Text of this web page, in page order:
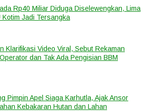
Rp40 Miliar Diduga Diselewengkan, Lima
Kotim Jadi Tersangka
Klarifikasi Video Viral, Sebut Rekaman
dan Tak Ada Pengisian BBM
Pimpin Apel Siaga Karhutla, Ajak Ansor
Kebakaran Hutan dan Lahan